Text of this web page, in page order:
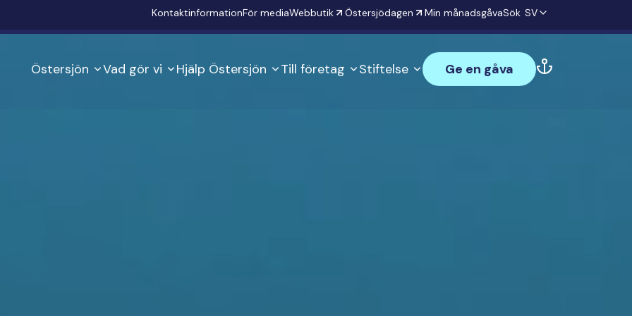
Secondary
KontaktinformationFör mediaWebbutik Östersjödagen Min månadsgåvaSök SV
Östersjön Vad gör vi Hjälp Östersjön Till företag Stiftelse Ge en gåva